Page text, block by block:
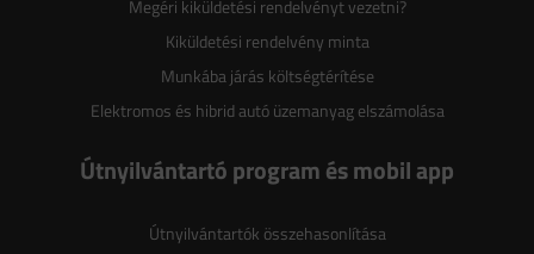
Megéri kiküldetési rendelvényt vezetni?
Kiküldetési rendelvény minta
Munkába járás költségtérítése
Elektromos és hibrid autó üzemanyag elszámolása
Útnyilvántartó program és mobil app
Útnyilvántartók összehasonlítása